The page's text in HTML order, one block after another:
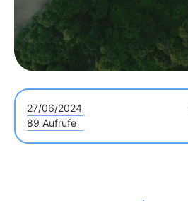
27/06/2024
89 Aufrufe